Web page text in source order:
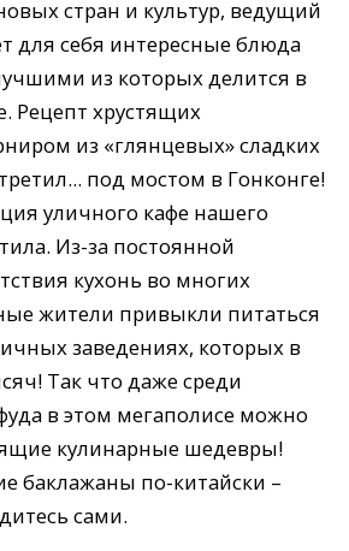
стран и культур, ведущий
для себя интересные блюда
из которых делится в
Рецепт хрустящих
из «глянцевых» сладких
под мостом в Гонконге!
уличного кафе нашего
Из-за постоянной
кухонь во многих
жители привыкли питаться
заведениях, которых в
Так что даже среди
в этом мегаполисе можно
кулинарные шедевры!
баклажаны по-китайски –
сами.